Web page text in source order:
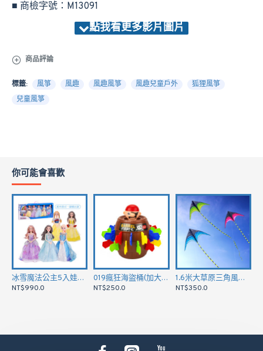
■ 商檢字號：M13091
商品評論
標籤: 風箏 風趣 風趣風箏 風趣兒童戶外
狐狸風箏
兒童風箏
你可能會喜歡
冰雪魔法公主5入娃娃套裝組(8件衣服+鞋子配件)(0225) (無法超商取貨)
NT$990.0
019瘋狂海盜桶(加大版劍)(多人桌遊運氣遊戲)
NT$250.0
1.6米大草原三角風箏(5.8公尺長尾巴)(162*657)(無法超商取貨)
NT$350.0